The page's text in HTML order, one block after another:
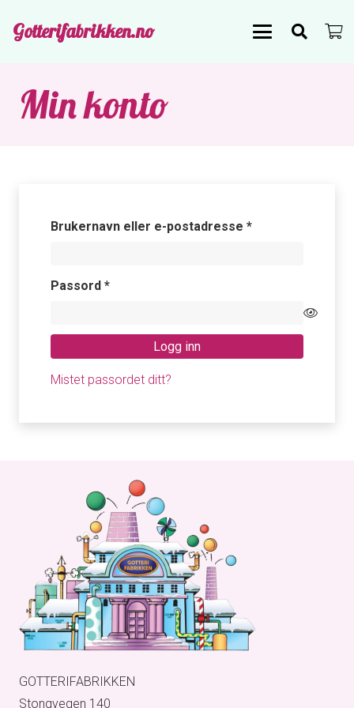
Gotterifabrikken.no
Min konto
Brukernavn eller e-postadresse *Påkrevd
Passord *Påkrevd
Logg inn
Mistet passordet ditt?
GOTTERIFABRIKKEN
Stongvegen 140